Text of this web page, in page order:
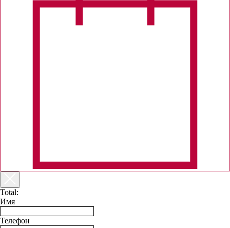
Total:
Имя
Телефон